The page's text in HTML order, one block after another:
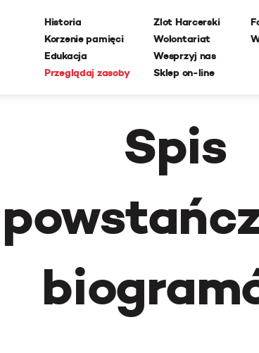
Historia
Korzenie pamięci
Edukacja
Przeglądaj zasoby
Zlot Harcerski
Wolontariat
Wesprzyj nas
Sklep on-line
Spis